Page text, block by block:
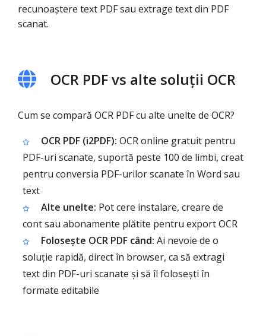
recunoaștere text PDF sau extrage text din PDF
scanat.
OCR PDF vs alte soluții OCR
Cum se compară OCR PDF cu alte unelte de OCR?
OCR PDF (i2PDF): OCR online gratuit pentru
PDF-uri scanate, suportă peste 100 de limbi, creat
pentru conversia PDF-urilor scanate în Word sau
text
Alte unelte: Pot cere instalare, creare de
cont sau abonamente plătite pentru export OCR
Folosește OCR PDF când: Ai nevoie de o
soluție rapidă, direct în browser, ca să extragi
text din PDF-uri scanate și să îl folosești în
formate editabile